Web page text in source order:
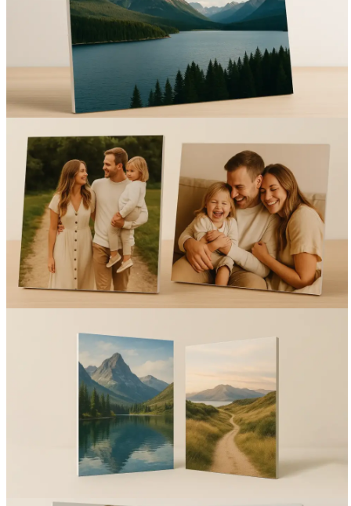
Вакансии
О компании
Написать директору
Арендодателям
Портфолио
Франшиза
Контакты